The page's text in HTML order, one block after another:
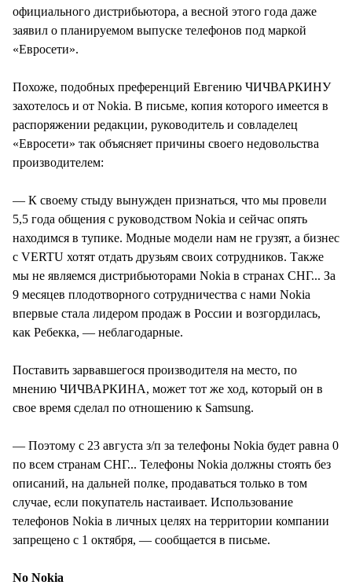
официального дистрибьютора, а весной этого года даже
заявил о планируемом выпуске телефонов под маркой
«Евросети».
Похоже, подобных преференций Евгению ЧИЧВАРКИНУ
захотелось и от Nokia. В письме, копия которого имеется в
распоряжении редакции, руководитель и совладелец
«Евросети» так объясняет причины своего недовольства
производителем:
— К своему стыду вынужден признаться, что мы провели
5,5 года общения с руководством Nokia и сейчас опять
находимся в тупике. Модные модели нам не грузят, а бизнес
с VERTU хотят отдать друзьям своих сотрудников. Также
мы не являемся дистрибьюторами Nokia в странах СНГ... За
9 месяцев плодотворного сотрудничества с нами Nokia
впервые стала лидером продаж в России и возгордилась,
как Ребекка, — неблагодарные.
Поставить зарвавшегося производителя на место, по
мнению ЧИЧВАРКИНА, может тот же ход, который он в
свое время сделал по отношению к Samsung.
— Поэтому с 23 августа з/п за телефоны Nokia будет равна 0
по всем странам СНГ... Телефоны Nokia должны стоять без
описаний, на дальней полке, продаваться только в том
случае, если покупатель настаивает. Использование
телефонов Nokia в личных целях на территории компании
запрещено с 1 октября, — сообщается в письме.
No Nokia